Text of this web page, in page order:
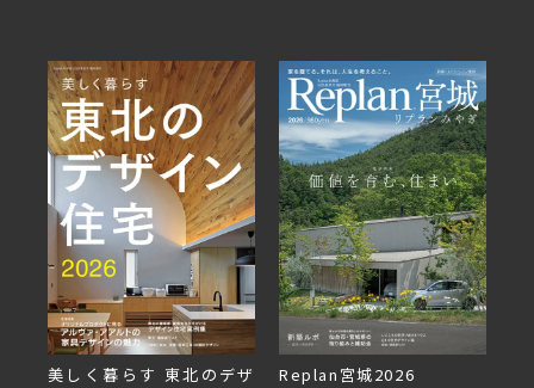
美しく暮らす 東北のデザ
Replan宮城2026